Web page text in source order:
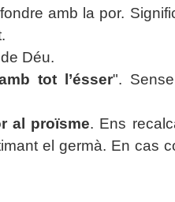
amb la por.
Déu.
tot l’ésser".
al proïsme. Ens
el germà. En cas